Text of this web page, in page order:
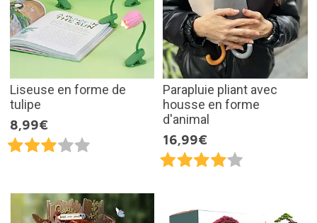
Liseuse en forme de
tulipe
8,99€
Parapluie pliant avec
housse en forme
d'animal
16,99€